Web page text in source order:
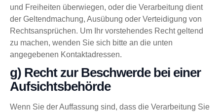
und Freiheiten überwiegen, oder die Verarbeitung dient
der Geltendmachung, Ausübung oder Verteidigung von
Rechtsansprüchen. Um Ihr vorstehendes Recht geltend
zu machen, wenden Sie sich bitte an die unten
angegebenen Kontaktadressen.
g) Recht zur Beschwerde bei einer
Aufsichtsbehörde
Wenn Sie der Auffassung sind, dass die Verarbeitung Sie